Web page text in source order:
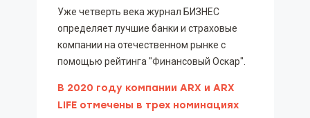
Уже четверть века журнал БИЗНЕС
определяет лучшие банки и страховые
компании на отечественном рынке с
помощью рейтинга "Финансовый Оскар".
В 2020 году компании ARX и ARX
LIFE отмечены в трех номинациях